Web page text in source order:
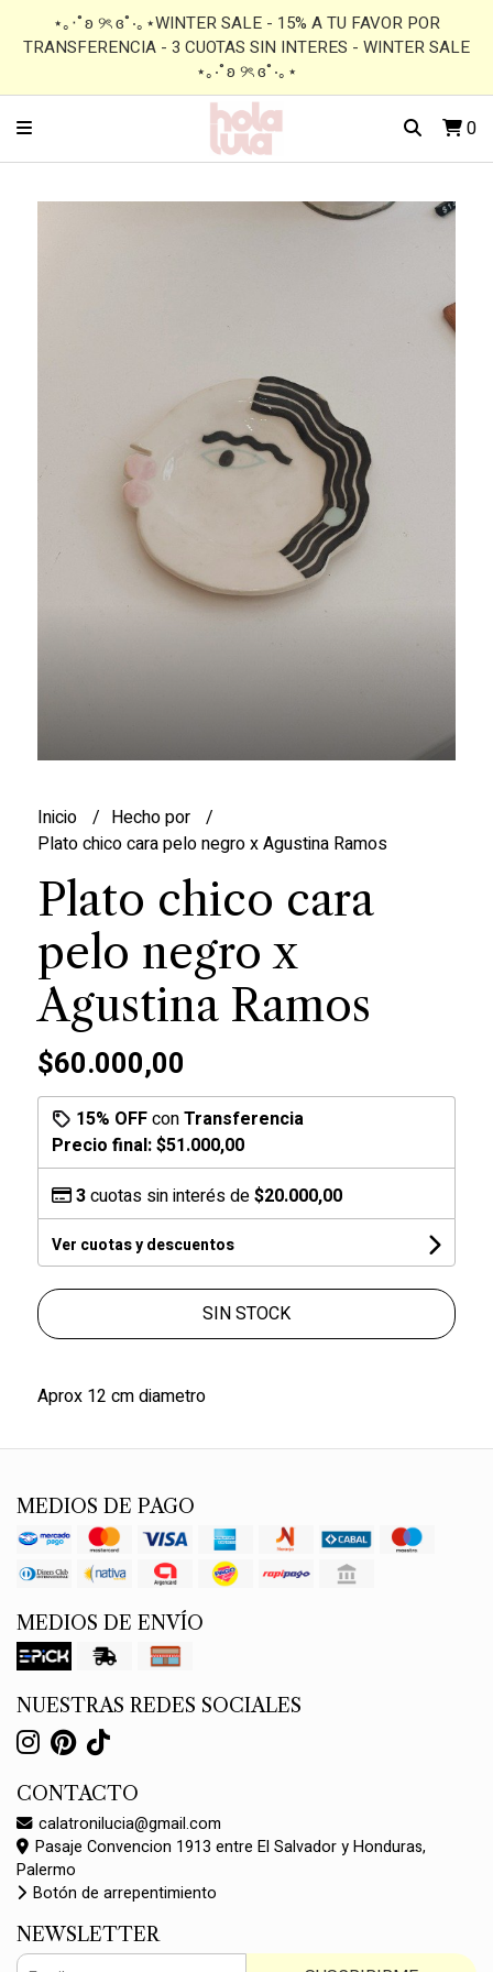
⋆｡‧˚ʚ ୨ৎ ɞ˚‧｡⋆WINTER SALE - 15% A TU FAVOR POR
TRANSFERENCIA - 3 CUOTAS SIN INTERES - WINTER SALE
⋆｡‧˚ʚ ୨ৎ ɞ˚‧｡⋆
0
Inicio
Hecho por
Plato chico cara pelo negro x Agustina Ramos
Plato chico cara
pelo negro x
Agustina Ramos
$60.000,00
15% OFFconTransferencia
Precio final:$51.000,00
3cuotas sin interés de$20.000,00
Ver cuotas y descuentos
SIN STOCK
Aprox 12 cm diametro
MEDIOS DE PAGO
MEDIOS DE ENVÍO
NUESTRAS REDES SOCIALES
CONTACTO
calatronilucia@gmail.com
Pasaje Convencion 1913 entre El Salvador y Honduras,
Palermo
Botón de arrepentimiento
NEWSLETTER